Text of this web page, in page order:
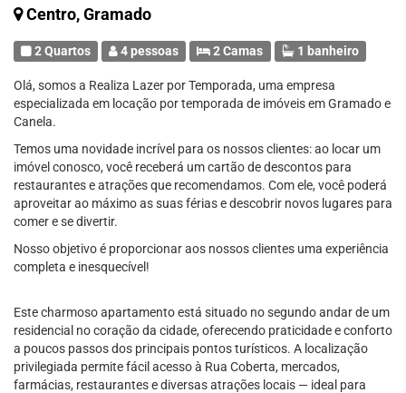
Centro, Gramado
2 Quartos 4 pessoas 2 Camas 1 banheiro
Olá, somos a Realiza Lazer por Temporada, uma empresa
especializada em locação por temporada de imóveis em Gramado e
Canela.
Temos uma novidade incrível para os nossos clientes: ao locar um
imóvel conosco, você receberá um cartão de descontos para
restaurantes e atrações que recomendamos. Com ele, você poderá
aproveitar ao máximo as suas férias e descobrir novos lugares para
comer e se divertir.
Nosso objetivo é proporcionar aos nossos clientes uma experiência
completa e inesquecível!
Este charmoso apartamento está situado no segundo andar de um
residencial no coração da cidade, oferecendo praticidade e conforto
a poucos passos dos principais pontos turísticos. A localização
privilegiada permite fácil acesso à Rua Coberta, mercados,
farmácias, restaurantes e diversas atrações locais — ideal para